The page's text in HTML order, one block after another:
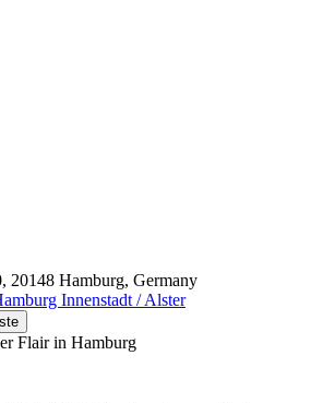
20148 Hamburg, Germany
Innenstadt / Alster
Flair in Hamburg